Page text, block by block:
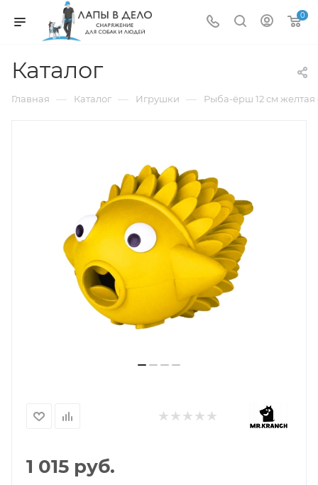
0
Каталог
Главная — Каталог — Игрушки — Рыба-ёрш 12 см желтая
1 015 руб.